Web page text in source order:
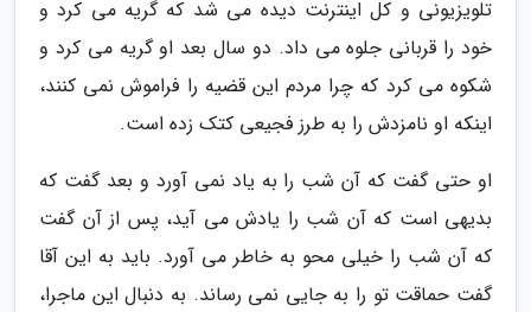
تلویزیونی و کل اینترنت دیده می شد که گریه می کرد و
خود را قربانی جلوه می داد. دو سال بعد او گریه می کرد و
شکوه می کرد که چرا مردم این قضیه را فراموش نمی کنند،
اینکه او نامزدش را به طرز فجیعی کتک زده است.
او حتی گفت که آن شب را به یاد نمی آورد و بعد گفت که
بدیهی است که آن شب را یادش می آید، پس از آن گفت
که آن شب را خیلی محو به خاطر می آورد. باید به این آقا
گفت حماقت تو را به جایی نمی رساند. به دنبال این ماجرا،